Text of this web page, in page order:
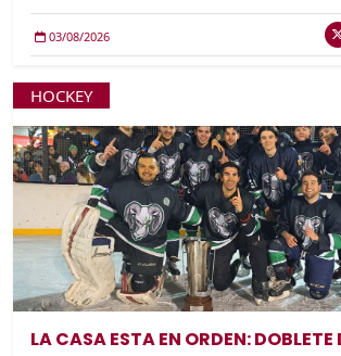
03/08/2026
HOCKEY
LA CASA ESTA EN ORDEN: DOBLETE